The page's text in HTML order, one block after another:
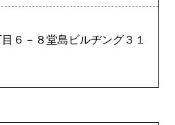
６－８堂島ビルヂング３１